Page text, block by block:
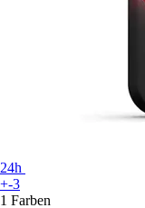
24h
+-3
1 Farben